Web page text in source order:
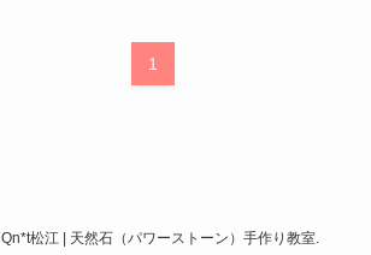
1
Qn*t松江 | 天然石（パワーストーン）手作り教室.